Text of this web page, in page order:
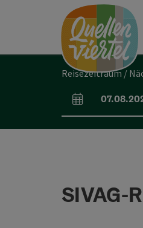
Zum InhaltAccesskey
[0]
Zur NavigationAccesskey
Zum Seitenanfang Accesskey
An- und
SIVAG-